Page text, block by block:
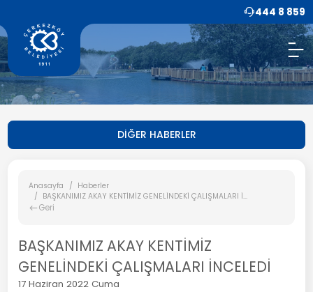
444 8 859
DİĞER HABERLER
Anasayfa
Haberler
BAŞKANIMIZ AKAY KENTİMİZ GENELİNDEKİ ÇALIŞMALARI İ...
Geri
BAŞKANIMIZ AKAY KENTİMİZ
GENELİNDEKİ ÇALIŞMALARI İNCELEDİ
17 Haziran 2022 Cuma